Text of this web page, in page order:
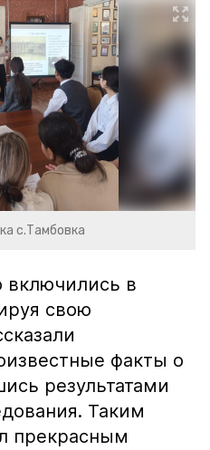
с.Тамбовка
включились в
свою
факты о
результатами
Таким
прекрасным